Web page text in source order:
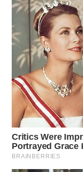
WN
CIREBON
WN
INDRAMAYU
WN
KUNINGAN
MAJALENGKA